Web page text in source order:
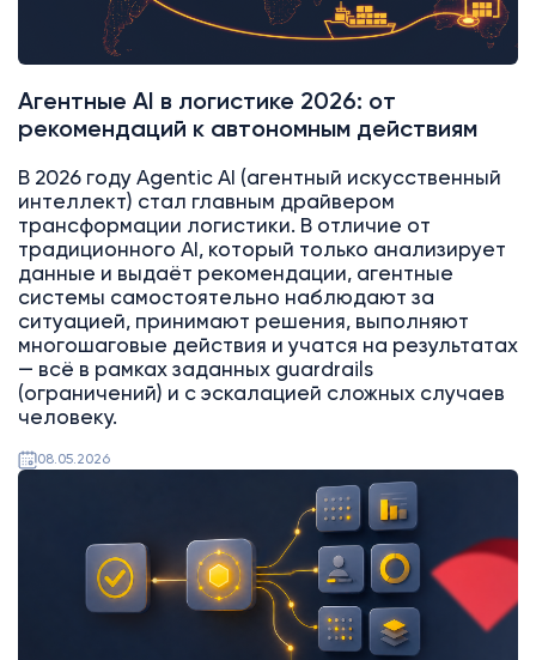
Агентные AI в логистике 2026: от
рекомендаций к автономным действиям
В 2026 году Agentic AI (агентный искусственный
интеллект) стал главным драйвером
трансформации логистики. В отличие от
традиционного AI, который только анализирует
данные и выдаёт рекомендации, агентные
системы самостоятельно наблюдают за
ситуацией, принимают решения, выполняют
многошаговые действия и учатся на результатах
— всё в рамках заданных guardrails
(ограничений) и с эскалацией сложных случаев
человеку.
08.05.2026